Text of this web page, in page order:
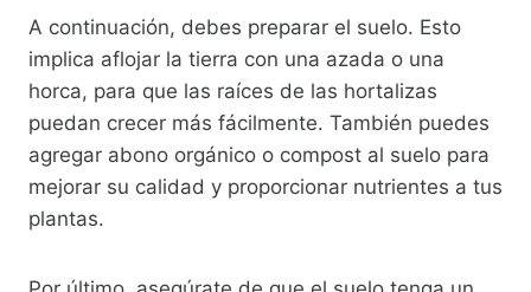
A continuación, debes preparar el suelo. Esto
implica aflojar la tierra con una azada o una
horca, para que las raíces de las hortalizas
puedan crecer más fácilmente. También puedes
agregar abono orgánico o compost al suelo para
mejorar su calidad y proporcionar nutrientes a tus
plantas.